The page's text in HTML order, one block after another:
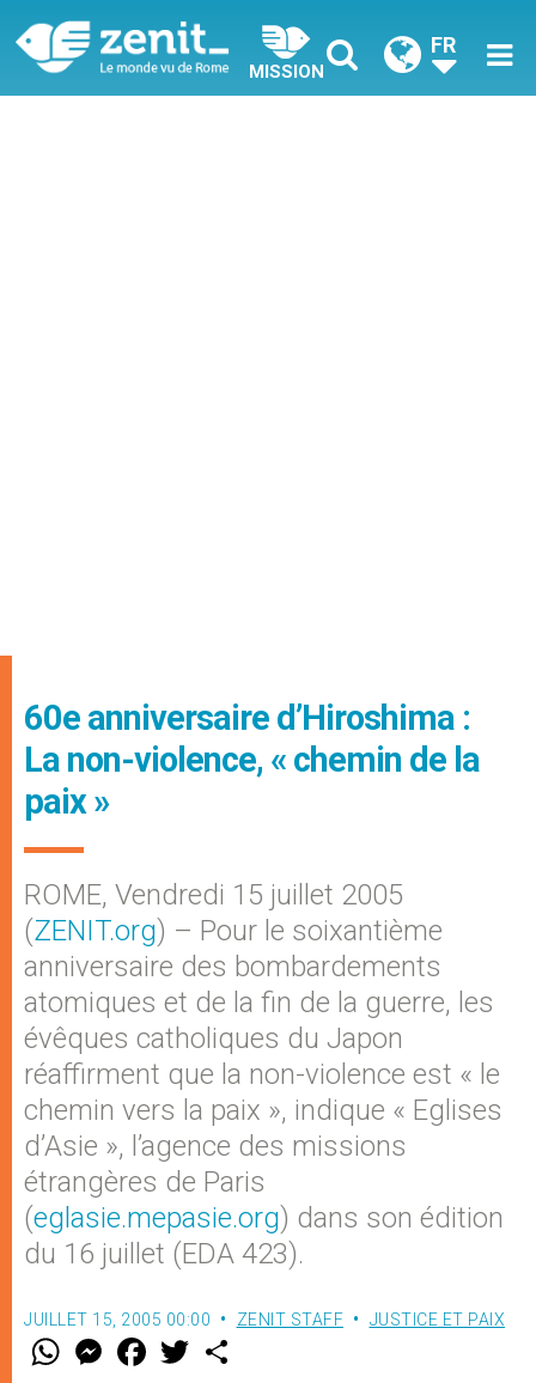
MISSION
FR
60e anniversaire d’Hiroshima :
La non-violence, « chemin de la
paix »
ROME, Vendredi 15 juillet 2005
(ZENIT.org) – Pour le soixantième
anniversaire des bombardements
atomiques et de la fin de la guerre, les
évêques catholiques du Japon
réaffirment que la non-violence est « le
chemin vers la paix », indique « Eglises
d’Asie », l’agence des missions
étrangères de Paris
(eglasie.mepasie.org) dans son édition
du 16 juillet (EDA 423).
JUILLET 15, 2005 00:00 ZENIT STAFF JUSTICE ET PAIX
W M
e
F
a w